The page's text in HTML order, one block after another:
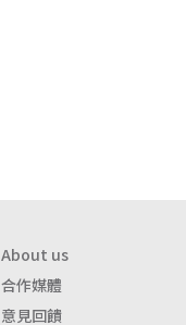
About us
合作媒體
意見回饋